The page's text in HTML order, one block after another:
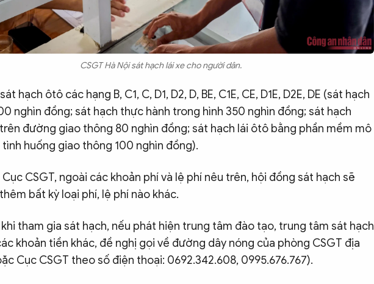
CSGT Hà Nội sát hạch lái xe cho người dân.
hạch ôtô các hạng B, C1, C, D1, D2, D, BE, C1E, CE, D1E, D2E, DE (sát hạch
nghìn đồng; sát hạch thực hành trong hình 350 nghìn đồng; sát hạch
đường giao thông 80 nghìn đồng; sát hạch lái ôtô bằng phần mềm mô
huống giao thông 100 nghìn đồng).
CSGT, ngoài các khoản phí và lệ phí nêu trên, hội đồng sát hạch sẽ
bất kỳ loại phí, lệ phí nào khác.
tham gia sát hạch, nếu phát hiện trung tâm đào tạo, trung tâm sát hạch
khoản tiền khác, đề nghị gọi về đường dây nóng của phòng CSGT địa
Cục CSGT theo số điện thoại: 0692.342.608, 0995.676.767).